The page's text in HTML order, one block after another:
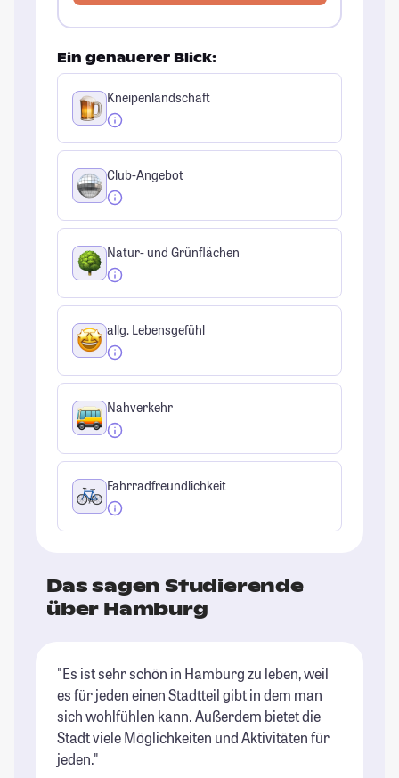
Ein genauerer Blick:
Kneipenlandschaft
Club-Angebot
Natur- und Grünflächen
allg. Lebensgefühl
Nahverkehr
Fahrradfreundlichkeit
Das sagen Studierende
über Hamburg
"Es ist sehr schön in Hamburg zu leben, weil
es für jeden einen Stadtteil gibt in dem man
sich wohlfühlen kann. Außerdem bietet die
Stadt viele Möglichkeiten und Aktivitäten für
jeden."